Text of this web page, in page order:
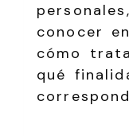
conocer
cómo
qué